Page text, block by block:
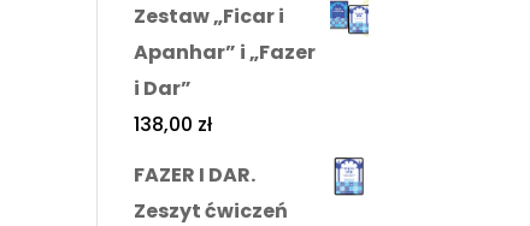
Zestaw „Ficar i
Apanhar” i „Fazer
i Dar”
138,00 zł
FAZER I DAR.
Zeszyt ćwiczeń